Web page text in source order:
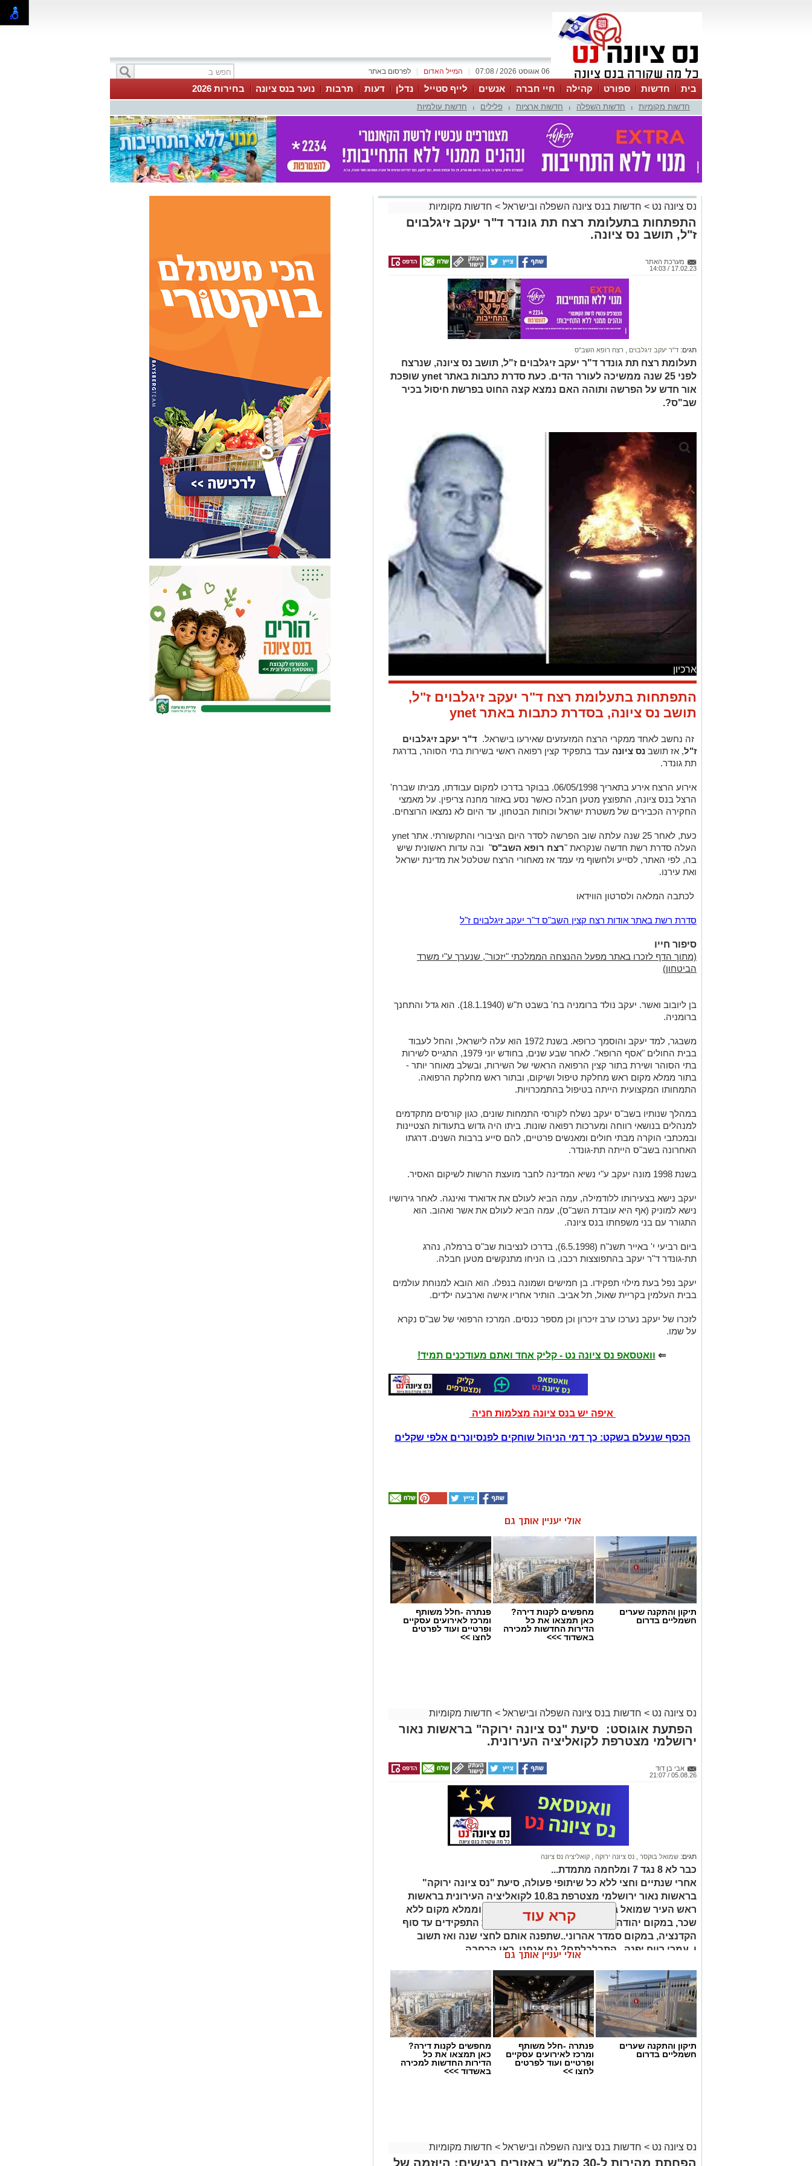
לפרסום באתר המייל האדום 06 אוגוסט 2026 / 07:08
בית חדשות ספורט קהילה חיי חברה אנשים לייף סטייל נדלן דעות תרבות נוער בנס ציונה בחירות 2026
חדשות מקומיות חדשות השפלה חדשות ארציות פלילים חדשות עולמיות
נס ציונה נט > חדשות בנס ציונה השפלה ובישראל > חדשות מקומיות
התפתחות בתעלומת רצח תת גונדר ד"ר יעקב זיגלבוים
ז"ל, תושב נס ציונה.
מערכת האתר
17.02.23 / 14:03
תגים: ד"ר יעקב זיגלבוים רצח רופא השב"ס
תעלומת רצח תת גונדר ד"ר יעקב זיגלבוים ז"ל, תושב נס ציונה, שנרצח
לפני 25 שנה ממשיכה לעורר הדים. כעת סדרת כתבות באתר ynet שופכת
אור חדש על הפרשה ותוהה האם נמצא קצה החוט בפרשת חיסול בכיר
שב"ס?.
ארכיון
התפתחות בתעלומת רצח ד"ר יעקב זיגלבוים ז"ל,
תושב נס ציונה, בסדרת כתבות באתר ynet
זה נחשב לאחד ממקרי הרצח המזעזעים שאירעו בישראל. ד"ר יעקב זיגלבוים
ז"ל, אז תושב נס ציונה עבד בתפקיד קצין רפואה ראשי בשירות בתי הסוהר, בדרגת
תת גונדר.
אירוע הרצח אירע בתאריך 06/05/1998. בבוקר בדרכו למקום עבודתו, מביתו שברח'
הרצל בנס ציונה, התפוצץ מטען חבלה כאשר נסע באזור מחנה צריפין. על מאמצי
החקירה הכבירים של משטרת ישראל וכוחות הבטחון, עד היום לא נמצאו הרוצחים.
כעת, לאחר 25 שנה עלתה שוב הפרשה לסדר היום הציבורי והתקשורתי. אתר ynet
העלה סדרת רשת חדשה שנקראת "רצח רופא השב"ס" ובה עדות ראשונית שיש
בה, לפי האתר, לסייע ולחשוף מי עמד אז מאחורי הרצח שטלטל את מדינת ישראל
ואת עירנו.
לכתבה המלאה ולסרטון הווידאו
סדרת רשת באתר אודות רצח קצין השב"ס ד"ר יעקב זיגלבוים ז"ל
סיפור חייו
(מתוך הדף לזכרו באתר מפעל ההנצחה הממלכתי "יזכור", שנערך ע"י משרד
הביטחון)
בן ליובוב ואשר. יעקב נולד ברומניה בח' בשבט ת"ש (18.1.1940)
. הוא גדל והתחנך
ברומניה.
משבגר, למד יעקב והוסמך כרופא. בשנת 1972 הוא עלה לישראל, והחל לעבוד
בבית החולים "אסף הרופא". לאחר שבע שנים, בחודש יוני 1979, התגייס לשירות
בתי הסוהר ושירת בתור קצין הרפואה הראשי של השירות, ובשלב מאוחר יותר -
בתור ממלא מקום ראש מחלקת טיפול ושיקום, ובתור ראש מחלקת הרפואה.
התמחותו המקצועית הייתה בטיפול בהתמכרויות.
במהלך שנותיו בשב"ס יעקב נשלח לקורסי התמחות שונים, כגון קורסים מתקדמים
למנהלים בנושאי רווחה ומערכות רפואה שונות. ביתו היה גדוש בתעודות הצטיינות
ובמכתבי הוקרה מבתי חולים ומאנשים פרטיים, להם סייע ברבות השנים. דרגתו
האחרונה בשב"ס הייתה תת-גונדר.
בשנת 1998 מונה יעקב ע"י נשיא המדינה לחבר מועצת הרשות לשיקום האסיר.
יעקב נישא בצעירותו ללודמילה, עמה הביא לעולם את אדוארד ואינגה. לאחר גירושיו
נישא למוניק (אף היא עובדת השב"ס), עמה הביא לעולם את אשר ואהוב. הוא
התגורר עם בני משפחתו בנס ציונה.
ביום רביעי י' באייר תשנ"ח (6.5.1998)
, בדרכו לנציבות שב"ס ברמלה, נהרג
תת-גונדר ד"ר יעקב בהתפוצצות רכבו, בו הניחו מתנקשים מטען חבלה.
יעקב נפל בעת מילוי תפקידו. בן חמישים ושמונה בנפלו. הוא הובא למנוחת עולמים
בבית העלמין בקריית שאול, תל אביב. הותיר אחריו אישה וארבעה ילדים.
לזכרו של יעקב נערכו ערב זיכרון וכן מספר כנסים. המרכז הרפואי של שב"ס נקרא
על שמו.
⇐ וואטסאפ נס ציונה נט - קליק אחד ואתם מעודכנים תמיד!
איפה יש בנס ציונה מצלמות חניה
הכסף שנעלם בשקט: כך דמי הניהול שוחקים לפנסיונרים אלפי שקלים
אולי יעניין אותך גם
תיקון והתקנה שערים
חשמליים בדרום
מחפשים לקנות דירה?
כאן תמצאו את כל
הדירות החדשות למכירה
באשדוד >>>
פנתרה -חלל משותף
ומרכז לאירועים עסקיים
ופרטיים ועוד לפרטים
לחצו >>
נס ציונה נט > חדשות בנס ציונה השפלה ובישראל > חדשות מקומיות
הפתעת אוגוסט: סיעת "נס ציונה ירוקה" בראשות נאור
ירושלמי מצטרפת לקואליציה העירונית.
אבי בן דוד
05.08.26 / 21:07
תגים: שמואל בוקסר נס ציונה ירוקה קואליציה נס ציונה
כבר לא 8 נגד 7 ומלחמה מתמדת...
אחרי שנתיים וחצי ללא כל שיתופי פעולה, סיעת "נס ציונה ירוקה"
בראשות נאור ירושלמי מצטרפת ב10.8 לקואליציה העירונית בראשות
ראש העיר שמואל בוקסר. נאור ירושלמי יכהן כסגן וממלא מקום ללא
שכר, במקום יהודה חיימוביץ, שאמור היה לקבל את התפקידים עד סוף
הקדנציה, במקום סמדר אהרוני..שתפנה אותם לחצי שנה ואז תשוב
ו..עמרי רווח יפנה.. התבלבלתם? גם אנחנו. ראו הרחבה.
ואילו ליאור אלימלך הינו המרויח היחידי לאחר שהצליח לשמור על
ההתחייבות לקבל תואר ומשכורת סגן עד סוף הקדנציה..!
הצעות המינוי המפורטות יובאו לאישור המועצה בישיבה מיוחדת ביום
ראשון הקרוב, כולל תחומי האחריות של המצטרפים.
תגובות האופוזיציה ואחרים- מחר.
קרא עוד
אולי יעניין אותך גם
תיקון והתקנה שערים
חשמליים בדרום
פנתרה -חלל משותף
ומרכז לאירועים עסקיים
ופרטיים ועוד לפרטים
לחצו >>
מחפשים לקנות דירה?
כאן תמצאו את כל
הדירות החדשות למכירה
באשדוד >>>
נס ציונה נט > חדשות בנס ציונה השפלה ובישראל > חדשות מקומיות
הפחתת מהירות ל-30 קמ"ש באזורים רגישים: היוזמה של